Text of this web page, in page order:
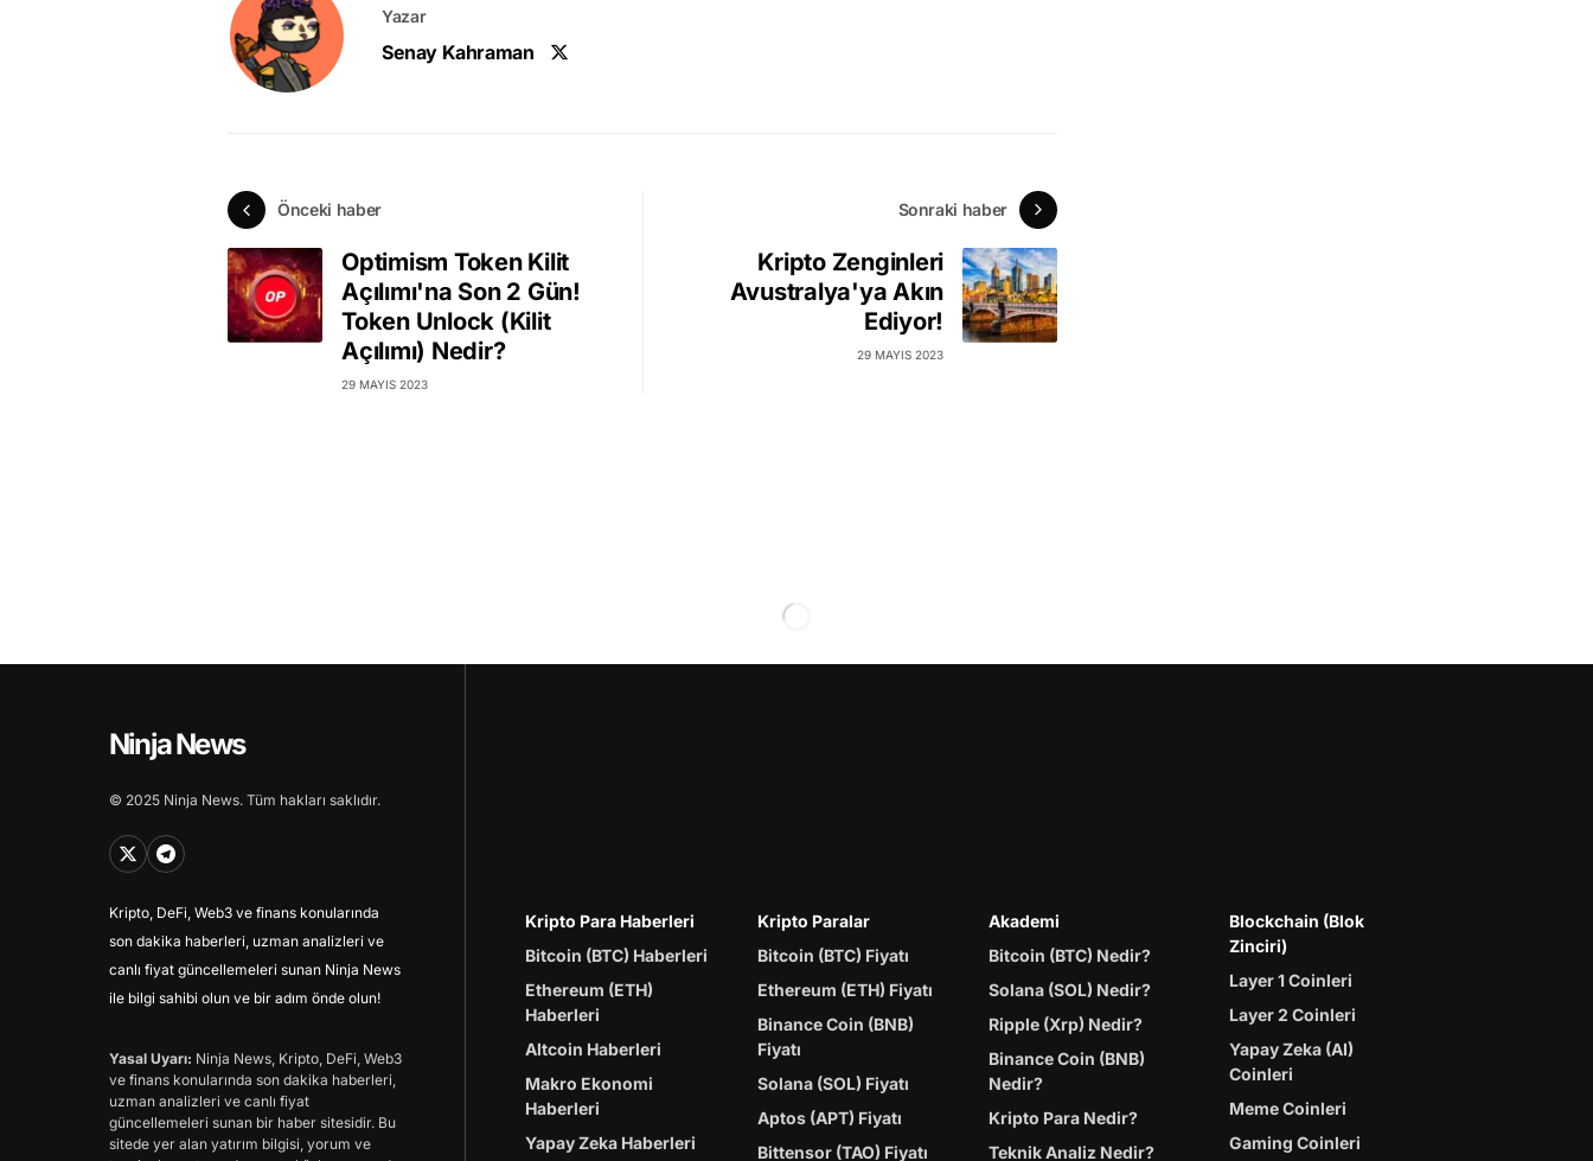
Yazar
Senay Kahraman
Önceki haber
Optimism Token Kilit
Açılımı'na Son 2 Gün!
Token Unlock (Kilit
Açılımı) Nedir?
29 MAYIS 2023
Sonraki haber
Kripto Zenginleri
Avustralya'ya Akın
Ediyor!
29 MAYIS 2023
Ninja News
© 2025 Ninja News. Tüm hakları saklıdır.
Kripto, DeFi, Web3 ve finans konularında
son dakika haberleri, uzman analizleri ve
canlı fiyat güncellemeleri sunan Ninja News
ile bilgi sahibi olun ve bir adım önde olun!
Yasal Uyarı: Ninja News, Kripto, DeFi, Web3
ve finans konularında son dakika haberleri,
uzman analizleri ve canlı fiyat
güncellemeleri sunan bir haber sitesidir. Bu
sitede yer alan yatırım bilgisi, yorum ve
Kripto Para Haberleri
Bitcoin (BTC) Haberleri
Ethereum (ETH)
Haberleri
Altcoin Haberleri
Makro Ekonomi
Haberleri
Yapay Zeka Haberleri
Kripto Paralar
Bitcoin (BTC) Fiyatı
Ethereum (ETH) Fiyatı
Binance Coin (BNB)
Fiyatı
Solana (SOL) Fiyatı
Aptos (APT) Fiyatı
Bittensor (TAO) Fiyatı
Akademi
Bitcoin (BTC) Nedir?
Solana (SOL) Nedir?
Ripple (Xrp) Nedir?
Binance Coin (BNB)
Nedir?
Kripto Para Nedir?
Teknik Analiz Nedir?
Blockchain (Blok
Zinciri)
Layer 1 Coinleri
Layer 2 Coinleri
Yapay Zeka (AI)
Coinleri
Meme Coinleri
Gaming Coinleri